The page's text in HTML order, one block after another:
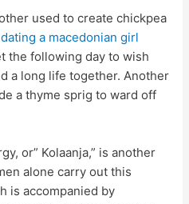
used to create chickpea
dating a macedonian girl
the following day to wish
a long life together. Another
a thyme sprig to ward off
or” Kolaanja,” is another
alone carry out this
is accompanied by